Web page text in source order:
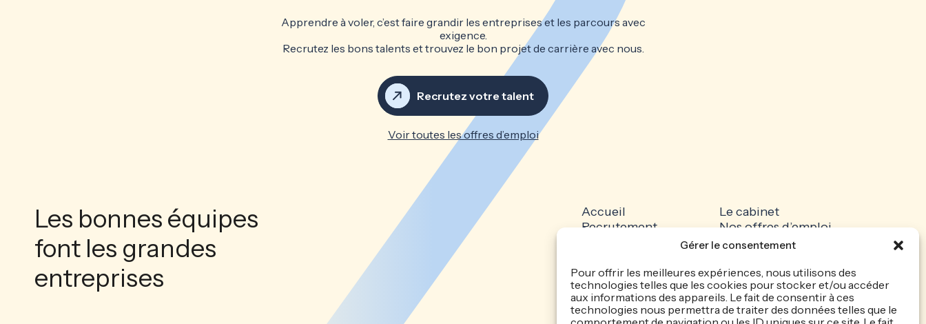
Gérer le consentement
Pour offrir les meilleures expériences, nous utilisons des
technologies telles que les cookies pour stocker et/ou accéder
aux informations des appareils. Le fait de consentir à ces
technologies nous permettra de traiter des données telles que le
Apprendre à voler, c’est faire grandir les entreprises et les parcours avec
exigence.
Recrutez les bons talents et trouvez le bon projet de carrière avec nous.
Recrutez votre talent
Voir toutes les offres d’emploi
Les bonnes équipes
font les grandes
entreprises
Accueil
Le cabinet
Recrutement
Nos offres d’emploi
Candidature spontanéeRecrutez votre talent
Politique de
confidentialité
Politique de cookie